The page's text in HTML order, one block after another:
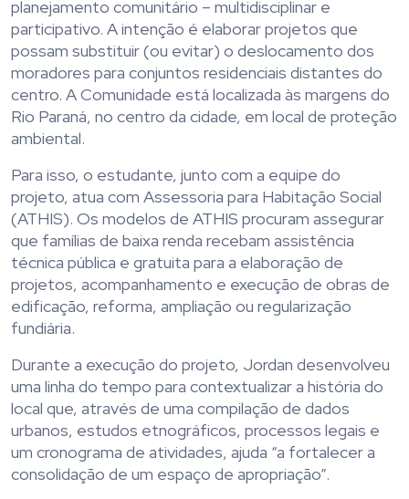
planejamento comunitário – multidisciplinar e
participativo. A intenção é elaborar projetos que
possam substituir (ou evitar) o deslocamento dos
moradores para conjuntos residenciais distantes do
centro. A Comunidade está localizada às margens do
Rio Paraná, no centro da cidade, em local de proteção
ambiental.
Para isso, o estudante, junto com a equipe do
projeto, atua com Assessoria para Habitação Social
(ATHIS). Os modelos de ATHIS procuram assegurar
que famílias de baixa renda recebam assistência
técnica pública e gratuita para a elaboração de
projetos, acompanhamento e execução de obras de
edificação, reforma, ampliação ou regularização
fundiária.
Durante a execução do projeto, Jordan desenvolveu
uma linha do tempo para contextualizar a história do
local que, através de uma compilação de dados
urbanos, estudos etnográficos, processos legais e
um cronograma de atividades, ajuda “a fortalecer a
consolidação de um espaço de apropriação”.